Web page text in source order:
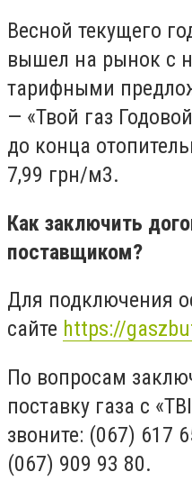
Весной текущего
вышел на рынок с
тарифными
— «Твой газ
до конца
7,99 грн/м3.
Как заключить
поставщиком?
Для подключения
сайте https://
По вопросам
поставку газа с «ТВІ
звоните: (067) 617
(067) 909 93 80.